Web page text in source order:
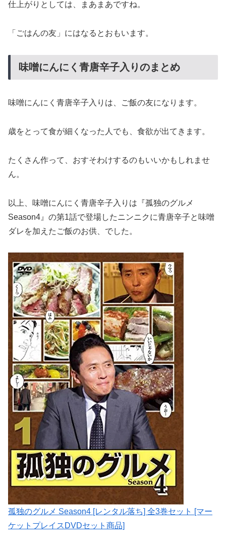
仕上がりとしては、まあまあですね。
「ごはんの友」にはなるとおもいます。
味噌にんにく青唐辛子入りのまとめ
味噌にんにく青唐辛子入りは、ご飯の友になります。
歳をとって食が細くなった人でも、食欲が出てきます。
たくさん作って、おすそわけするのもいいかもしれませ
ん。
以上、味噌にんにく青唐辛子入りは『孤独のグルメ
Season4』の第1話で登場したニンニクに青唐辛子と味噌
ダレを加えたご飯のお供、でした。
孤独のグルメ Season4 [レンタル落ち] 全3巻セット [マー
ケットプレイスDVDセット商品]